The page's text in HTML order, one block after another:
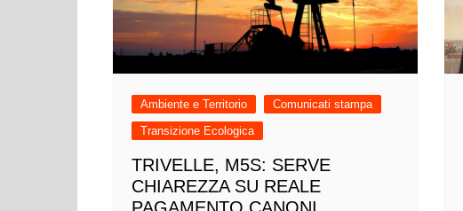
Ambiente e Territorio
Comunicati stampa
Transizione Ecologica
TRIVELLE, M5S: SERVE
CHIAREZZA SU REALE